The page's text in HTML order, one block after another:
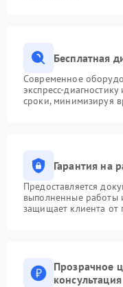
Бесплатная
Современное
экспресс-
сроки, минимизируя
Гарантия на
Предоставляется
выполненные работы
защищает клиента от
Прозрачное
консультация